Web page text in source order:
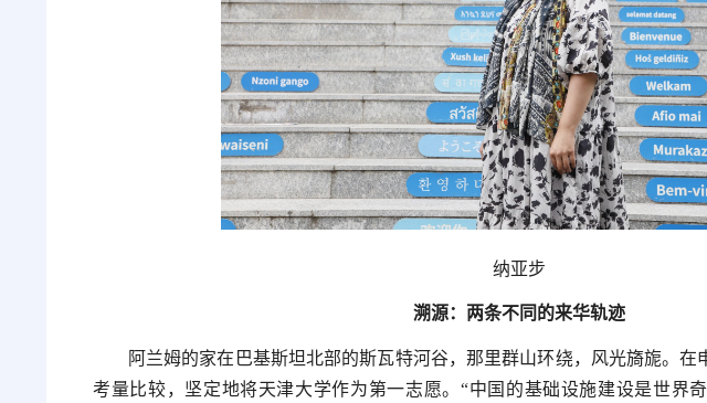
纳亚步
溯源：两条不同的来华轨迹
阿兰姆的家在巴基斯坦北部的斯瓦特河谷，那里群山环绕，风光旖旎。在
考量比较，坚定地将天津大学作为第一志愿。“中国的基础设施建设是世界